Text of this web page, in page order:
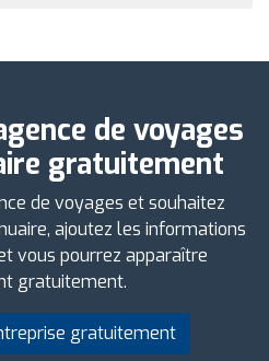
de voyages
gratuitement
de voyages et souhaitez
ajoutez les informations
vous pourrez apparaître
gratuitement.
gratuitement